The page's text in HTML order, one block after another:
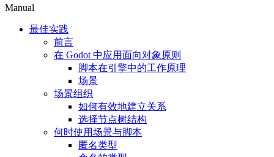
Manual
最佳实践
前言
在 Godot 中应用面向对象原则
脚本在引擎中的工作原理
场景
场景组织
如何有效地建立关系
选择节点树结构
何时使用场景与脚本
匿名类型